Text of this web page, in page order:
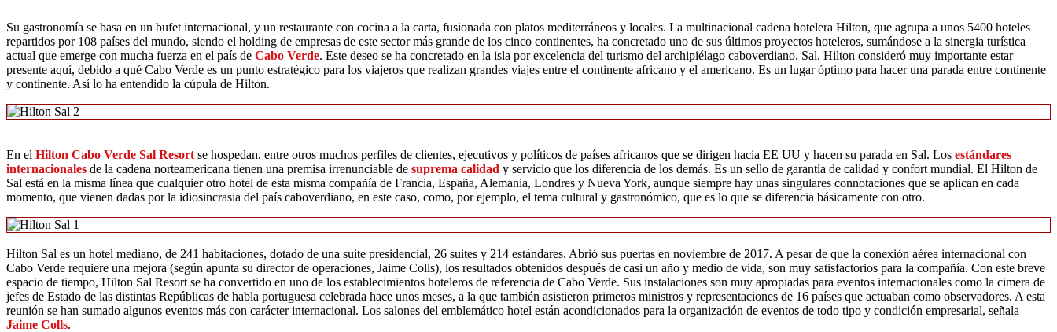
Su gastronomía se basa en un bufet internacional, y un restaurante con cocina a la carta, fusionada con platos mediterráneos y locales. La multinacional cadena hotelera Hilton, que agrupa a unos 5400 hoteles
repartidos por 108 países del mundo, siendo el holding de empresas de este sector más grande de los cinco continentes, ha concretado uno de sus últimos proyectos hoteleros, sumándose a la sinergia turística
actual que emerge con mucha fuerza en el país de Cabo Verde. Este deseo se ha concretado en la isla por excelencia del turismo del archipiélago caboverdiano, Sal. Hilton consideró muy importante estar
presente aquí, debido a qué Cabo Verde es un punto estratégico para los viajeros que realizan grandes viajes entre el continente africano y el americano. Es un lugar óptimo para hacer una parada entre continente
y continente. Así lo ha entendido la cúpula de Hilton.
En el Hilton Cabo Verde Sal Resort se hospedan, entre otros muchos perfiles de clientes, ejecutivos y políticos de países africanos que se dirigen hacia EE UU y hacen su parada en Sal. Los estándares
internacionales de la cadena norteamericana tienen una premisa irrenunciable de suprema calidad y servicio que los diferencia de los demás. Es un sello de garantía de calidad y confort mundial. El Hilton de
Sal está en la misma línea que cualquier otro hotel de esta misma compañía de Francia, España, Alemania, Londres y Nueva York, aunque siempre hay unas singulares connotaciones que se aplican en cada
momento, que vienen dadas por la idiosincrasia del país caboverdiano, en este caso, como, por ejemplo, el tema cultural y gastronómico, que es lo que se diferencia básicamente con otro.
Hilton Sal es un hotel mediano, de 241 habitaciones, dotado de una suite presidencial, 26 suites y 214 estándares. Abrió sus puertas en noviembre de 2017. A pesar de que la conexión aérea internacional con
Cabo Verde requiere una mejora (según apunta su director de operaciones, Jaime Colls), los resultados obtenidos después de casi un año y medio de vida, son muy satisfactorios para la compañía. Con este breve
espacio de tiempo, Hilton Sal Resort se ha convertido en uno de los establecimientos hoteleros de referencia de Cabo Verde. Sus instalaciones son muy apropiadas para eventos internacionales como la cimera de
jefes de Estado de las distintas Repúblicas de habla portuguesa celebrada hace unos meses, a la que también asistieron primeros ministros y representaciones de 16 países que actuaban como observadores. A esta
reunión se han sumado algunos eventos más con carácter internacional. Los salones del emblemático hotel están acondicionados para la organización de eventos de todo tipo y condición empresarial, señala
Jaime Colls.